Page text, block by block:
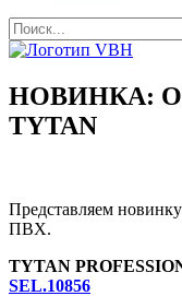
НОВИНКА:
TYTAN
Представляем
ПВХ.
TYTAN
SEL.10856